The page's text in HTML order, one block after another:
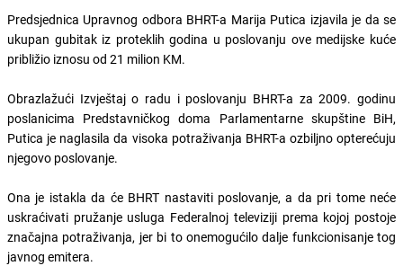
Predsjednica Upravnog odbora BHRT-a Marija Putica izjavila je da se
ukupan gubitak iz proteklih godina u poslovanju ove medijske kuće
približio iznosu od 21 milion KM.
Obrazlažući Izvještaj o radu i poslovanju BHRT-a za 2009. godinu
poslanicima Predstavničkog doma Parlamentarne skupštine BiH,
Putica je naglasila da visoka potraživanja BHRT-a ozbiljno opterećuju
njegovo poslovanje.
Ona je istakla da će BHRT nastaviti poslovanje, a da pri tome neće
uskraćivati pružanje usluga Federalnoj televiziji prema kojoj postoje
značajna potraživanja, jer bi to onemogućilo dalje funkcionisanje tog
javnog emitera.